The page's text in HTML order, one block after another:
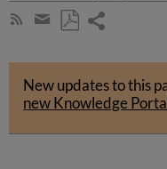
Subscribe
RSS
Share
by
email
as
PDF
New updates to this
new Knowledge